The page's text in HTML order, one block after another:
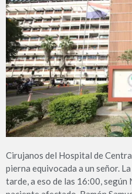
Cirujanos del Hospital de
pierna equivocada a un señor.
tarde, a eso de las 16:00, según